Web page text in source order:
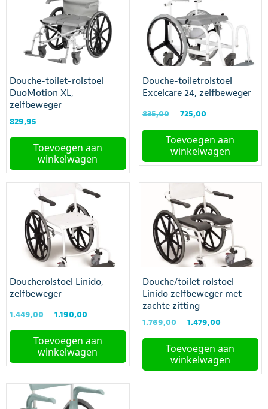
Douche-toilet-rolstoel
DuoMotion XL,
zelfbeweger
829,95
Toevoegen aan
winkelwagen
Douche-toiletrolstoel
Excelcare 24, zelfbeweger
835,00
Oorspronkelijke
was:
€835,00.
725,00
is:
€725,00.
Toevoegen aan
winkelwagen
Doucherolstoel Linido,
zelfbeweger
1.449,00
Oorspronkelijke
was:
€1.449,00.
1.190,00
is:
€1.190,00.
Toevoegen aan
winkelwagen
Douche/toilet rolstoel
Linido zelfbeweger met
zachte zitting
1.769,00
Oorspronkelijke
was:
€1.769,00.
1.479,00
is:
€1.479,00.
Toevoegen aan
winkelwagen